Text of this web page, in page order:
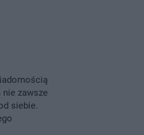
zawsze
siebie.